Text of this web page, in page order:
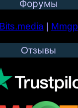
Форумы
Bits.media| Mmgp
Отзывы